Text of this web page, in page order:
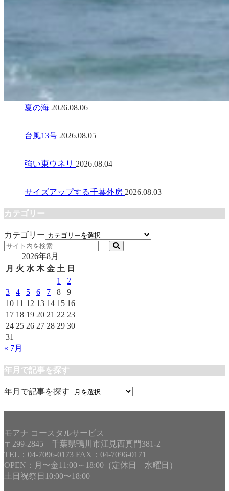
夏の海 2026.08.06
台風13号 2026.08.05
強い東ウネリ 2026.08.04
サイズアップする千葉外房 2026.08.03
カテゴリー
カテゴリー
2026年8月
月 火 水 木 金 土 日
1
2
3
4 5 6 7 8
9
10 11 12 13 14 15 16
17 18 19 20 21 22 23
24 25 26 27 28 29 30
31
« 7月
年月で記事を探す
年月で記事を探す
モアナ コースタルサービス
〒299-2845 千葉県鴨川市江見西真門381-2
TEL：04-7096-0173 FAX：04-7096-0171
OPEN：月〜金11:00～18:00（定休日 水曜日）
土日祝祭日10:00〜18:00